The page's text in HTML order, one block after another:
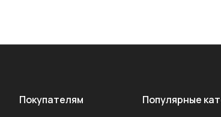
Покупателям
Популярные